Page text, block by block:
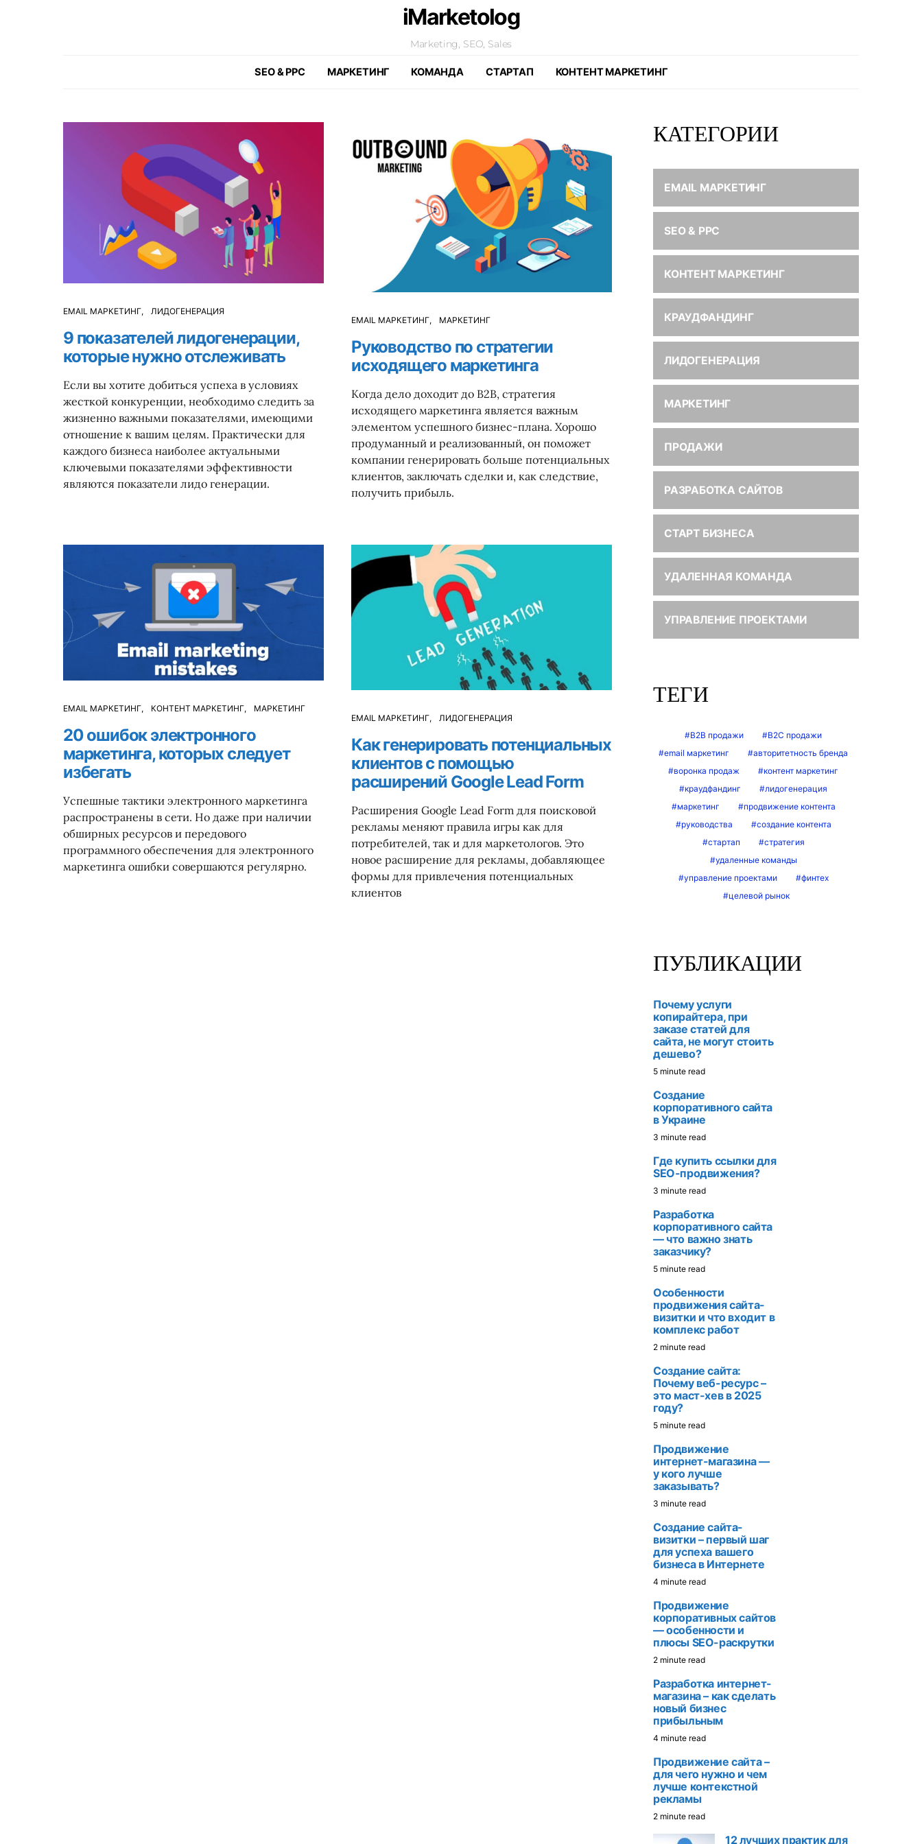
iMarketolog
Marketing, SEO, Sales
SEO & PPC МАРКЕТИНГ КОМАНДА СТАРТАП КОНТЕНТ МАРКЕТИНГ
EMAIL МАРКЕТИНГ ЛИДОГЕНЕРАЦИЯ
9 показателей лидогенерации,
которые нужно отслеживать
Если вы хотите добиться успеха в условиях
жесткой конкуренции, необходимо следить за
жизненно важными показателями, имеющими
отношение к вашим целям. Практически для
каждого бизнеса наиболее актуальными
ключевыми показателями эффективности
являются показатели лидо генерации.
EMAIL МАРКЕТИНГ МАРКЕТИНГ
Руководство по стратегии
исходящего маркетинга
Когда дело доходит до B2B, стратегия
исходящего маркетинга является важным
элементом успешного бизнес-плана. Хорошо
продуманный и реализованный, он поможет
компании генерировать больше потенциальных
клиентов, заключать сделки и, как следствие,
получить прибыль.
EMAIL МАРКЕТИНГ КОНТЕНТ МАРКЕТИНГ МАРКЕТИНГ
20 ошибок электронного
маркетинга, которых следует
избегать
Успешные тактики электронного маркетинга
распространены в сети. Но даже при наличии
обширных ресурсов и передового
программного обеспечения для электронного
маркетинга ошибки совершаются регулярно.
EMAIL МАРКЕТИНГ ЛИДОГЕНЕРАЦИЯ
Как генерировать потенциальных
клиентов с помощью
расширений Google Lead Form
Расширения Google Lead Form для поисковой
рекламы меняют правила игры как для
потребителей, так и для маркетологов. Это
новое расширение для рекламы, добавляющее
формы для привлечения потенциальных
клиентов
КАТЕГОРИИ
EMAIL МАРКЕТИНГ
SEO & PPC
КОНТЕНТ МАРКЕТИНГ
КРАУДФАНДИНГ
ЛИДОГЕНЕРАЦИЯ
МАРКЕТИНГ
ПРОДАЖИ
РАЗРАБОТКА САЙТОВ
СТАРТ БИЗНЕСА
УДАЛЕННАЯ КОМАНДА
УПРАВЛЕНИЕ ПРОЕКТАМИ
ТЕГИ
B2B продажи
B2C продажи
email маркетинг
авторитетность бренда
воронка продаж
контент маркетинг
краудфандинг
лидогенерация
маркетинг
продвижение контента
руководства
создание контента
стартап
стратегия
удаленные команды
управление проектами
финтех
целевой рынок
ПУБЛИКАЦИИ
Почему услуги
копирайтера, при
заказе статей для
сайта, не могут стоить
дешево?
5 minute read
Создание
корпоративного сайта
в Украине
3 minute read
Где купить ссылки для
SEO-продвижения?
3 minute read
Разработка
корпоративного сайта
— что важно знать
заказчику?
5 minute read
Особенности
продвижения сайта-
визитки и что входит в
комплекс работ
2 minute read
Создание сайта:
Почему веб-ресурс –
это маст-хев в 2025
году?
5 minute read
Продвижение
интернет-магазина —
у кого лучше
заказывать?
3 minute read
Создание сайта-
визитки – первый шаг
для успеха вашего
бизнеса в Интернете
4 minute read
Продвижение
корпоративных сайтов
— особенности и
плюсы SEO-раскрутки
2 minute read
Разработка интернет-
магазина – как сделать
новый бизнес
прибыльным
4 minute read
Продвижение сайта –
для чего нужно и чем
лучше контекстной
рекламы
2 minute read
12 лучших практик для